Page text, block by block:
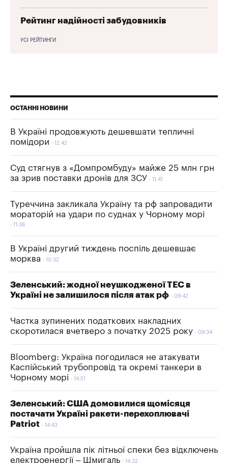
Рейтинг надійності забудовників
УСІ РЕЙТИНГИ
ОСТАННІ НОВИНИ
В Україні продовжують дешевшати тепличні
помідори
12:42
Суд стягнув з «Домпромбуду» майже 25 млн грн
за зрив поставки дронів для ЗСУ
11:41
Туреччина закликала Україну та рф запровадити
мораторій на удари по суднах у Чорному морі
11:36
В Україні другий тиждень поспіль дешевшає
морква
10:32
Зеленський: жодної неушкодженої ТЕС в
Україні не залишилося після атак рф
09:42
Частка зупинених податкових накладних
скоротилася вчетверо з початку 2025 року
09:34
Bloomberg: Україна погодилася не атакувати
Каспійський трубопровід та окремі танкери в
Чорному морі
14:51
Зеленський: США домовилися щомісяця
постачати Україні ракети-перехоплювачі
Patriot
14:43
Україна пройшла пік літньої спеки без відключень
електроенергії – Шмигаль
14:32